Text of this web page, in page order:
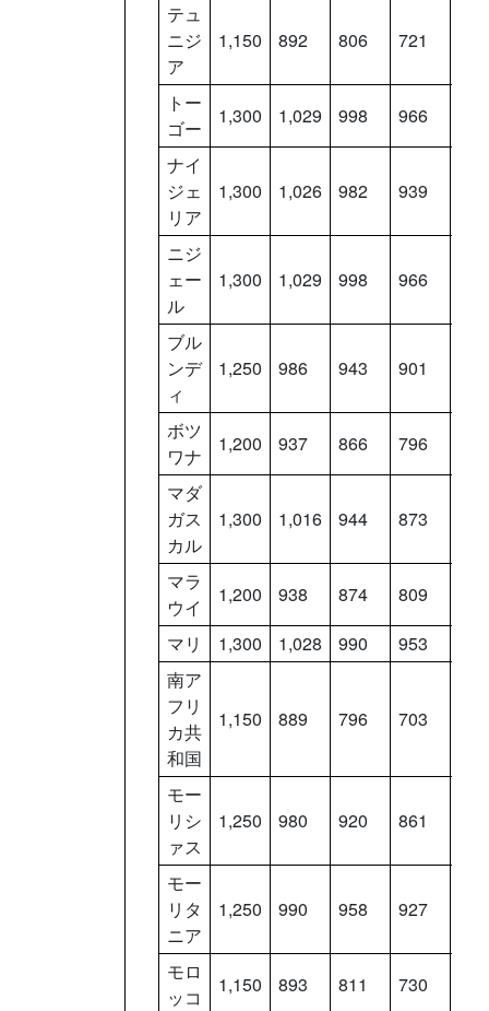
テュ
ニジ
ア
1,150 892 806 721
トー
ゴー
1,300 1,029 998 966
ナイ
ジェ
リア
1,300 1,026 982 939
ニジ
ェー
ル
1,300 1,029 998 966
ブル
ンデ
ィ
1,250 986 943 901
ボツ
ワナ
1,200 937 866 796
マダ
ガス
カル
1,300 1,016 944 873
マラ
ウイ
1,200 938 874 809
マリ
1,300 1,028 990 953
南ア
フリ
カ共
和国
1,150 889 796 703
モー
リシ
ァス
1,250 980 920 861
モー
リタ
ニア
1,250 990 958 927
モロ
ッコ
1,150 893 811 730